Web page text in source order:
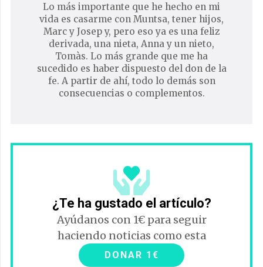
Lo más importante que he hecho en mi
vida es casarme con Muntsa, tener hijos,
Marc y Josep y, pero eso ya es una feliz
derivada, una nieta, Anna y un nieto,
Tomàs. Lo más grande que me ha
sucedido es haber dispuesto del don de la
fe. A partir de ahí, todo lo demás son
consecuencias o complementos.
¿Te ha gustado el artículo?
Ayúdanos con 1€ para seguir
haciendo noticias como esta
DONAR 1€